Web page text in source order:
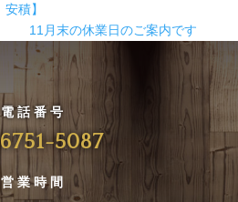
積】
11月末の休業日のご案内です
電話番号
5087
営業時間